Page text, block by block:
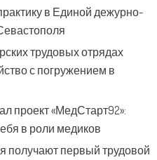
в Единой дежурно-
трудовых отрядах
с погружением в
проект «МедСтарт92»:
в роли медиков
получают первый трудовой